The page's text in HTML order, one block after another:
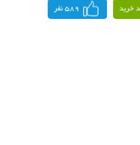
خرید 589 نفر